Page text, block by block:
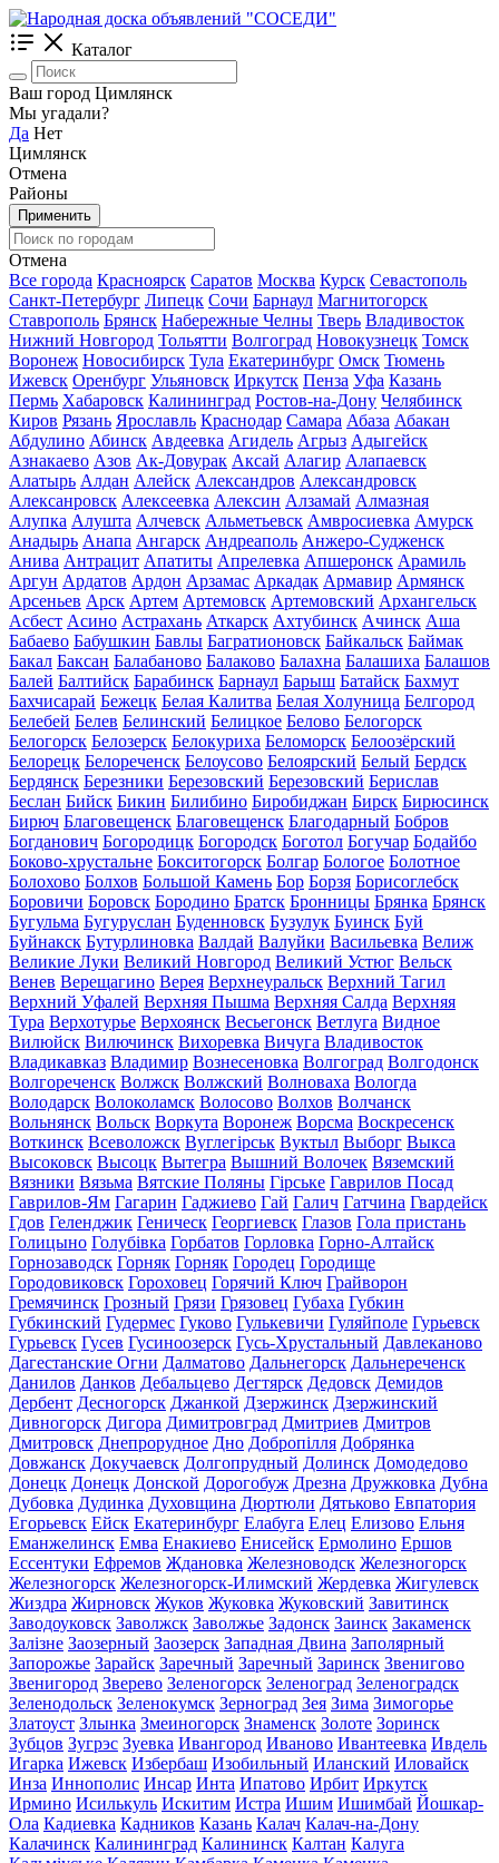
Каталог
Ваш город Цимлянск
Мы угадали?
Да Нет
Цимлянск
Отмена
Районы
Применить
Отмена
Все города Красноярск Саратов Москва Курск Севастополь
Санкт-Петербург Липецк Сочи Барнаул Магнитогорск
Ставрополь Брянск Набережные Челны Тверь Владивосток
Нижний Новгород Тольятти Волгоград Новокузнецк Томск
Воронеж Новосибирск Тула Екатеринбург Омск Тюмень
Ижевск Оренбург Ульяновск Иркутск Пенза Уфа Казань
Пермь Хабаровск Калининград Ростов-на-Дону Челябинск
Киров Рязань Ярославль Краснодар Самара Абаза Абакан
Абдулино Абинск Авдеевка Агидель Агрыз Адыгейск
Азнакаево Азов Ак-Довурак Аксай Алагир Алапаевск
Алатырь Алдан Алейск Александров Александровск
Алексанровск Алексеевка Алексин Алзамай Алмазная
Алупка Алушта Алчевск Альметьевск Амвросиевка Амурск
Анадырь Анапа Ангарск Андреаполь Анжеро-Судженск
Анива Антрацит Апатиты Апрелевка Апшеронск Арамиль
Аргун Ардатов Ардон Арзамас Аркадак Армавир Армянск
Арсеньев Арск Артем Артемовск Артемовский Архангельск
Асбест Асино Астрахань Аткарск Ахтубинск Ачинск Аша
Бабаево Бабушкин Бавлы Багратионовск Байкальск Баймак
Бакал Баксан Балабаново Балаково Балахна Балашиха Балашов
Балей Балтийск Барабинск Барнаул Барыш Батайск Бахмут
Бахчисарай Бежецк Белая Калитва Белая Холуница Белгород
Белебей Белев Белинский Белицкое Белово Белогорск
Белогорск Белозерск Белокуриха Беломорск Белоозёрский
Белорецк Белореченск Белоусово Белоярский Белый Бердск
Бердянск Березники Березовский Березовский Берислав
Беслан Бийск Бикин Билибино Биробиджан Бирск Бирюсинск
Бирюч Благовещенск Благовещенск Благодарный Бобров
Богданович Богородицк Богородск Боготол Богучар Бодайбо
Боково-хрустальне Бокситогорск Болгар Бологое Болотное
Болохово Болхов Большой Камень Бор Борзя Борисоглебск
Боровичи Боровск Бородино Братск Бронницы Брянка Брянск
Бугульма Бугуруслан Буденновск Бузулук Буинск Буй
Буйнакск Бутурлиновка Валдай Валуйки Васильевка Велиж
Великие Луки Великий Новгород Великий Устюг Вельск
Венев Верещагино Верея Верхнеуральск Верхний Тагил
Верхний Уфалей Верхняя Пышма Верхняя Салда Верхняя
Тура Верхотурье Верхоянск Весьегонск Ветлуга Видное
Вилюйск Вилючинск Вихоревка Вичуга Владивосток
Владикавказ Владимир Вознесеновка Волгоград Волгодонск
Волгореченск Волжск Волжский Волноваха Вологда
Володарск Волоколамск Волосово Волхов Волчанск
Вольнянск Вольск Воркута Воронеж Ворсма Воскресенск
Воткинск Всеволожск Вуглегірськ Вуктыл Выборг Выкса
Высоковск Высоцк Вытегра Вышний Волочек Вяземский
Вязники Вязьма Вятские Поляны Гірське Гаврилов Посад
Гаврилов-Ям Гагарин Гаджиево Гай Галич Гатчина Гвардейск
Гдов Геленджик Геническ Георгиевск Глазов Гола пристань
Голицыно Голубівка Горбатов Горловка Горно-Алтайск
Горнозаводск Горняк Горняк Городец Городище
Городовиковск Гороховец Горячий Ключ Грайворон
Гремячинск Грозный Грязи Грязовец Губаха Губкин
Губкинский Гудермес Гуково Гулькевичи Гуляйполе Гурьевск
Гурьевск Гусев Гусиноозерск Гусь-Хрустальный Давлеканово
Дагестанские Огни Далматово Дальнегорск Дальнереченск
Данилов Данков Дебальцево Дегтярск Дедовск Демидов
Дербент Десногорск Джанкой Дзержинск Дзержинский
Дивногорск Дигора Димитровград Дмитриев Дмитров
Дмитровск Днепрорудное Дно Добропілля Добрянка
Довжанск Докучаевск Долгопрудный Долинск Домодедово
Донецк Донецк Донской Дорогобуж Дрезна Дружковка Дубна
Дубовка Дудинка Духовщина Дюртюли Дятьково Евпатория
Егорьевск Ейск Екатеринбург Елабуга Елец Елизово Ельня
Еманжелинск Емва Енакиево Енисейск Ермолино Ершов
Ессентуки Ефремов Ждановка Железноводск Железногорск
Железногорск Железногорск-Илимский Жердевка Жигулевск
Жиздра Жирновск Жуков Жуковка Жуковский Завитинск
Заводоуковск Заволжск Заволжье Задонск Заинск Закаменск
Залізне Заозерный Заозерск Западная Двина Заполярный
Запорожье Зарайск Заречный Заречный Заринск Звенигово
Звенигород Зверево Зеленогорск Зеленоград Зеленоградск
Зеленодольск Зеленокумск Зерноград Зея Зима Зимогорье
Златоуст Злынка Змеиногорск Знаменск Золоте Зоринск
Зубцов Зугрэс Зуевка Ивангород Иваново Ивантеевка Ивдель
Игарка Ижевск Избербаш Изобильный Иланский Иловайск
Инза Иннополис Инсар Инта Ипатово Ирбит Иркутск
Ирмино Исилькуль Искитим Истра Ишим Ишимбай Йошкар-
Ола Кадиевка Кадников Казань Калач Калач-на-Дону
Калачинск Калининград Калининск Калтан Калуга